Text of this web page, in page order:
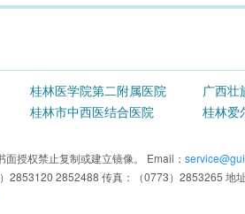
桂林医学院第二附属医院
广西壮
院
桂林市中西医结合医院 桂林爱
授权禁止复制或建立镜像。 Email：
2853120 2852488 传真：（0773）2853265 地